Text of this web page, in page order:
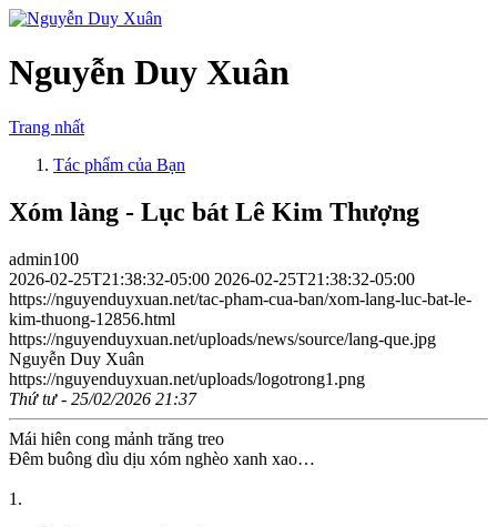
Nguyễn Duy Xuân
Trang nhất
Tác phẩm của Bạn
Xóm làng - Lục bát Lê Kim Thượng
admin100
2026-02-25T21:38:32-05:00 2026-02-25T21:38:32-05:00
https://nguyenduyxuan.net/tac-pham-cua-ban/xom-lang-luc-bat-le-
kim-thuong-12856.html
https://nguyenduyxuan.net/uploads/news/source/lang-que.jpg
Nguyễn Duy Xuân
https://nguyenduyxuan.net/uploads/logotrong1.png
Thứ tư - 25/02/2026 21:37
Mái hiên cong mảnh trăng treo
Đêm buông dìu dịu xóm nghèo xanh xao…
1.